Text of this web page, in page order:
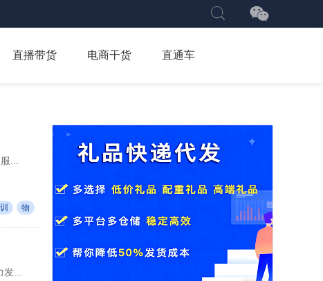
直播带货 电商干货 直通车
...
物
...